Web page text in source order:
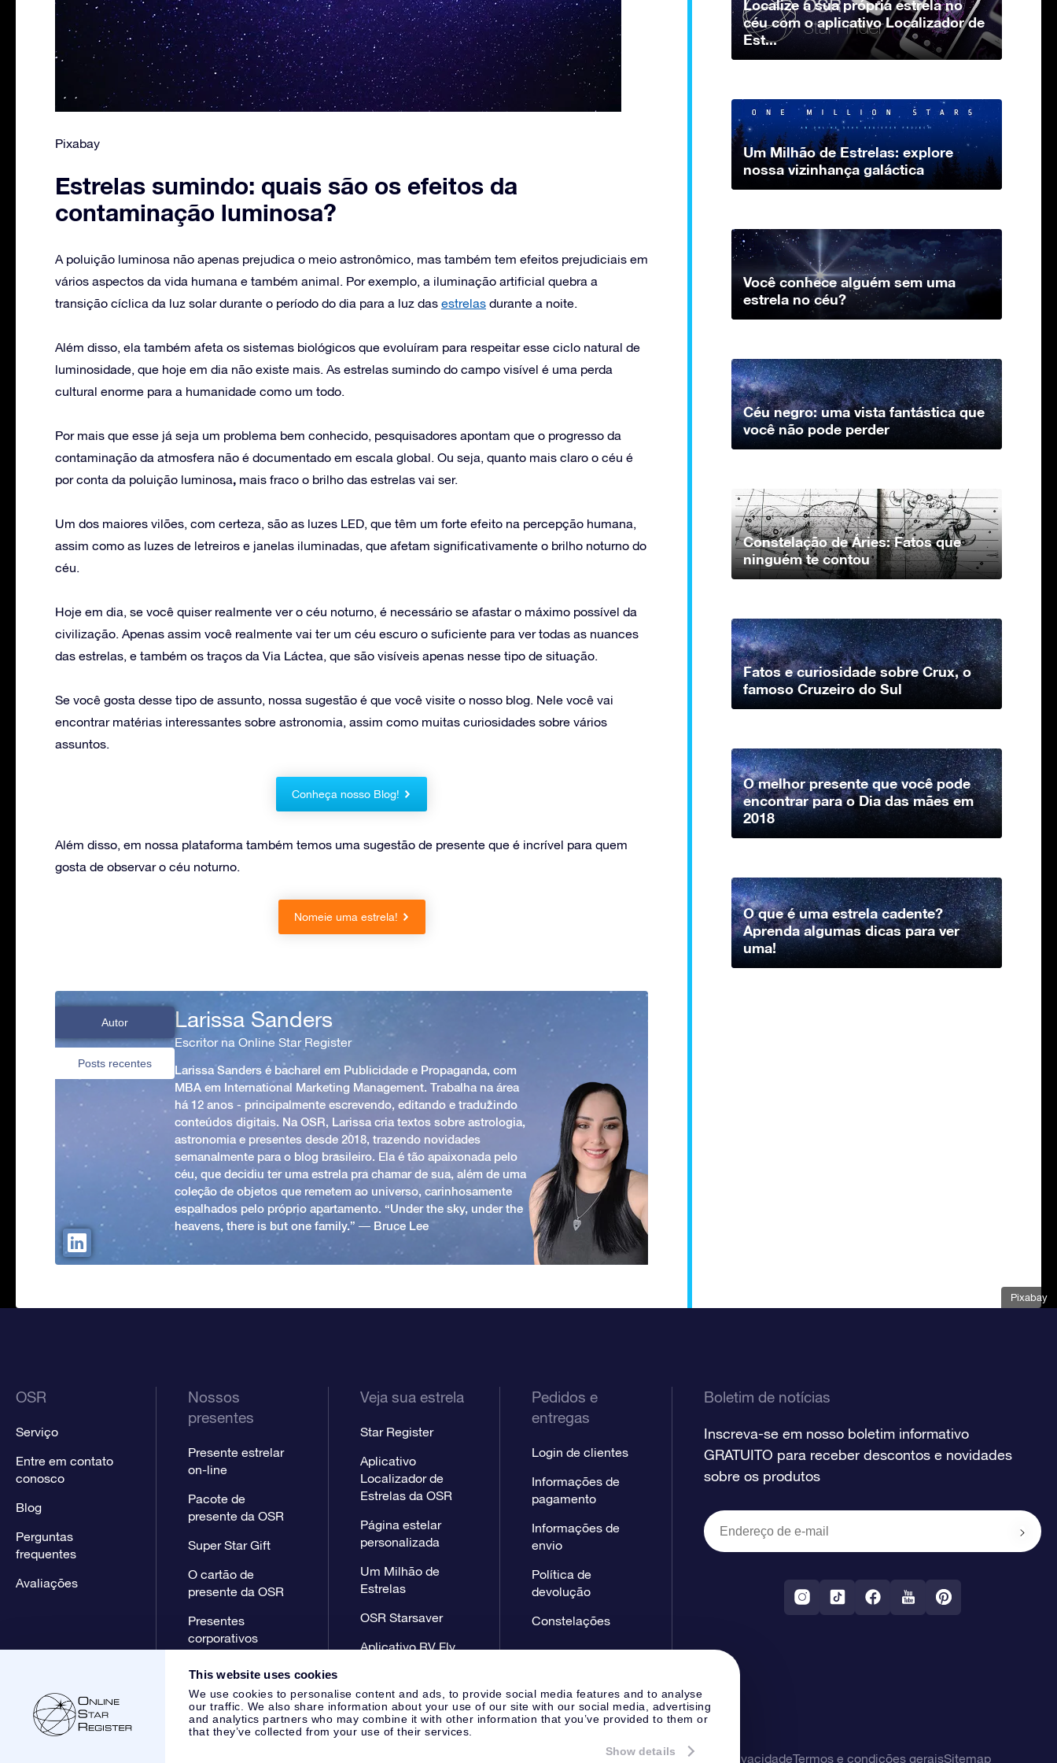
This website uses cookies
We use cookies to personalise content and ads, to provide social media features and to analyse
our traffic. We also share information about your use of our site with our social media, advertising
and analytics partners who may combine it with other information that you’ve provided to them or
that they’ve collected from your use of their services.
Show details
Pixabay
Pixabay
Estrelas sumindo: quais são os efeitos da
contaminação luminosa?
A poluição luminosa não apenas prejudica o meio astronômico, mas também tem efeitos prejudiciais em
vários aspectos da vida humana e também animal. Por exemplo, a iluminação artificial quebra a
transição cíclica da luz solar durante o período do dia para a luz das estrelas durante a noite.
Além disso, ela também afeta os sistemas biológicos que evoluíram para respeitar esse ciclo natural de
luminosidade, que hoje em dia não existe mais. As estrelas sumindo do campo visível é uma perda
cultural enorme para a humanidade como um todo.
Por mais que esse já seja um problema bem conhecido, pesquisadores apontam que o progresso da
contaminação da atmosfera não é documentado em escala global. Ou seja, quanto mais claro o céu é
por conta da poluição luminosa, mais fraco o brilho das estrelas vai ser.
Um dos maiores vilões, com certeza, são as luzes LED, que têm um forte efeito na percepção humana,
assim como as luzes de letreiros e janelas iluminadas, que afetam significativamente o brilho noturno do
céu.
Hoje em dia, se você quiser realmente ver o céu noturno, é necessário se afastar o máximo possível da
civilização. Apenas assim você realmente vai ter um céu escuro o suficiente para ver todas as nuances
das estrelas, e também os traços da Via Láctea, que são visíveis apenas nesse tipo de situação.
Se você gosta desse tipo de assunto, nossa sugestão é que você visite o nosso blog. Nele você vai
encontrar matérias interessantes sobre astronomia, assim como muitas curiosidades sobre vários
assuntos.
Conheça nosso Blog!
Além disso, em nossa plataforma também temos uma sugestão de presente que é incrível para quem
gosta de observar o céu noturno.
Nomeie uma estrela!
Autor
Posts recentes
Larissa Sanders
Escritor na Online Star Register
Larissa Sanders é bacharel em Publicidade e Propaganda, com
MBA em International Marketing Management. Trabalha na área
há 12 anos - principalmente escrevendo, editando e traduzindo
conteúdos digitais. Na OSR, Larissa cria textos sobre astrologia,
astronomia e presentes desde 2018, trazendo novidades
semanalmente para o blog brasileiro. Ela é tão apaixonada pelo
céu, que decidiu ter uma estrela pra chamar de sua, além de uma
coleção de objetos que remetem ao universo, carinhosamente
espalhados pelo próprio apartamento. “Under the sky, under the
heavens, there is but one family.” ― Bruce Lee
Localize a sua própria estrela no
céu com o aplicativo Localizador de
Est...
Um Milhão de Estrelas: explore
nossa vizinhança galáctica
Você conhece alguém sem uma
estrela no céu?
Céu negro: uma vista fantástica que
você não pode perder
Constelação de Áries: Fatos que
ninguém te contou
Fatos e curiosidade sobre Crux, o
famoso Cruzeiro do Sul
O melhor presente que você pode
encontrar para o Dia das mães em
2018
O que é uma estrela cadente?
Aprenda algumas dicas para ver
uma!
OSR
Serviço
Entre em contato
conosco
Blog
Perguntas
frequentes
Avaliações
Nossos
presentes
Presente estrelar
on-line
Pacote de
presente da OSR
Super Star Gift
O cartão de
presente da OSR
Presentes
corporativos
Veja sua estrela
Star Register
Aplicativo
Localizador de
Estrelas da OSR
Página estelar
personalizada
Um Milhão de
Estrelas
OSR Starsaver
Aplicativo RV Fly
Pedidos e
entregas
Login de clientes
Informações de
pagamento
Informações de
envio
Política de
devolução
Constelações
Boletim de notícias
Inscreva-se em nosso boletim informativo
GRATUITO para receber descontos e novidades
sobre os produtos
Página de imprensaDeclaração de privacidadeTermos e condições geraisSitemap